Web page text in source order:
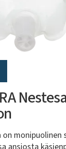
on monipuolinen